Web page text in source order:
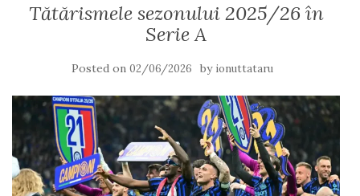
Tătărismele sezonului 2025/26 în
Serie A
Posted on 02/06/2026 by ionuttataru